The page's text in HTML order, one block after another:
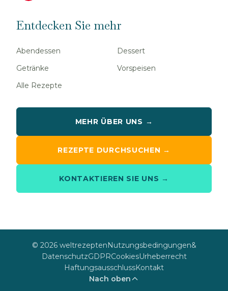
Entdecken Sie mehr
Abendessen
Dessert
Getränke
Vorspeisen
Alle Rezepte
MEHR ÜBER UNS →
REZEPTE DURCHSUCHEN →
KONTAKTIEREN SIE UNS →
© 2026 weltrezeptenNutzungsbedingungen&
DatenschutzGDPRCookiesUrheberrecht
HaftungsausschlussKontakt
Nach oben